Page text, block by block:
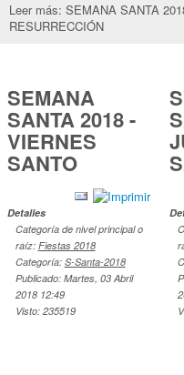
Leer más: SEMANA SANTA
RESURRECCIÓN
SEMANA
SANTA 2018 -
VIERNES
SANTO
Detalles
Categoría de nivel principal o
raíz: Fiestas 2018
Categoría: S-Santa-2018
Publicado: Martes, 03 Abril
2018 12:49
Visto: 235519